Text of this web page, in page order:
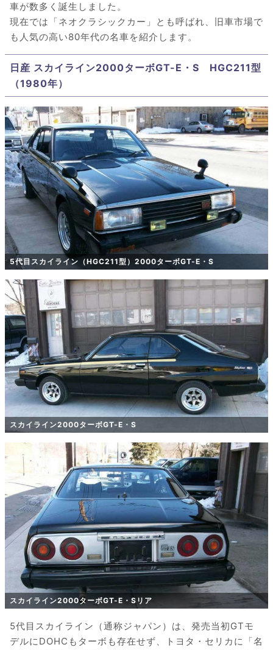
車が数多く誕生しました。
現在では「ネオクラシックカー」とも呼ばれ、旧車市場で
も人気の高い80年代の名車を紹介します。
日産 スカイライン2000ターボGT-E・S HGC211型
（1980年）
5代目スカイライン（HGC211型）2000ターボGT-E・S
スカイライン2000ターボGT-E・S
スカイライン2000ターボGT-E・Sリア
5代目スカイライン（通称ジャパン）は、発売当初GTモ
デルにDOHCもターボも存在せず、トヨタ・セリカに「名